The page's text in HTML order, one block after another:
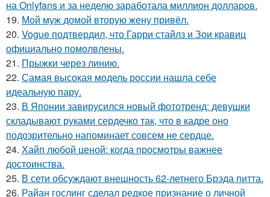
на Onlyfans и за неделю заработала миллион долларов.
19. Мой муж домой вторую жену привёл.
20. Vogue подтвердил, что Гарри стайлз и Зои кравиц
официально помолвлены.
21. Прыжки через линию.
22. Самая высокая модель россии нашла себе
идеальную пару.
23. В Японии завирусился новый фототренд: девушки
складывают руками сердечко так, что в кадре оно
подозрительно напоминает совсем не сердце.
24. Хайп любой ценой: когда просмотры важнее
достоинства.
25. В сети обсуждают внешность 62-летнего Брэда питта.
26. Райан гослинг сделал редкое признание о личной